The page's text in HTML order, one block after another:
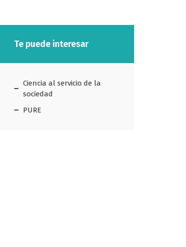
Te puede interesar
Ciencia al servicio de la
sociedad
PURE